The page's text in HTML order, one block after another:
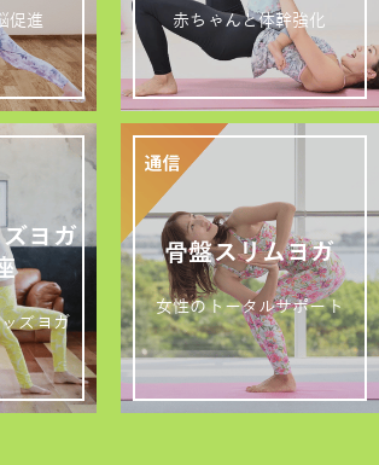
促進 赤ちゃんと体幹強化
ヨガ
ズヨガ
骨盤スリムヨガ
女性のトータルサポート